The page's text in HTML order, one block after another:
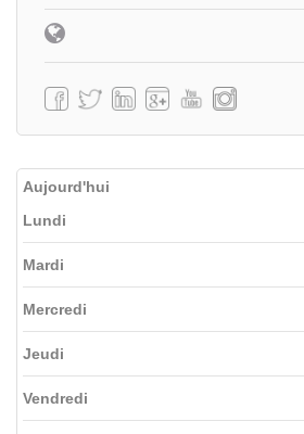
Aujourd'hui
Lundi
Mardi
Mercredi
Jeudi
Vendredi